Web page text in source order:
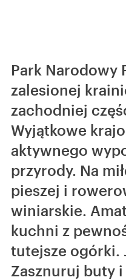
Park Narodowy
zalesionej
zachodniej
Wyjątkowe
aktywnego
przyrody. Na
pieszej i
winiarskie.
kuchni z
tutejsze ogórki.
Zasznuruj buty